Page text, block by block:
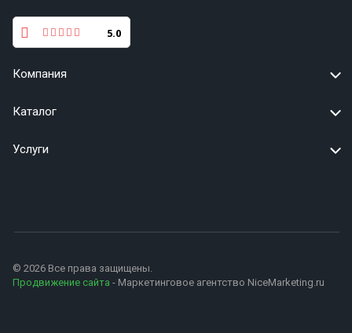
5.0
Компания
Каталог
Услуги
© 2026 Все права защищены.
Продвижение сайта - Маркетинговое агентство NiceMarketing.ru